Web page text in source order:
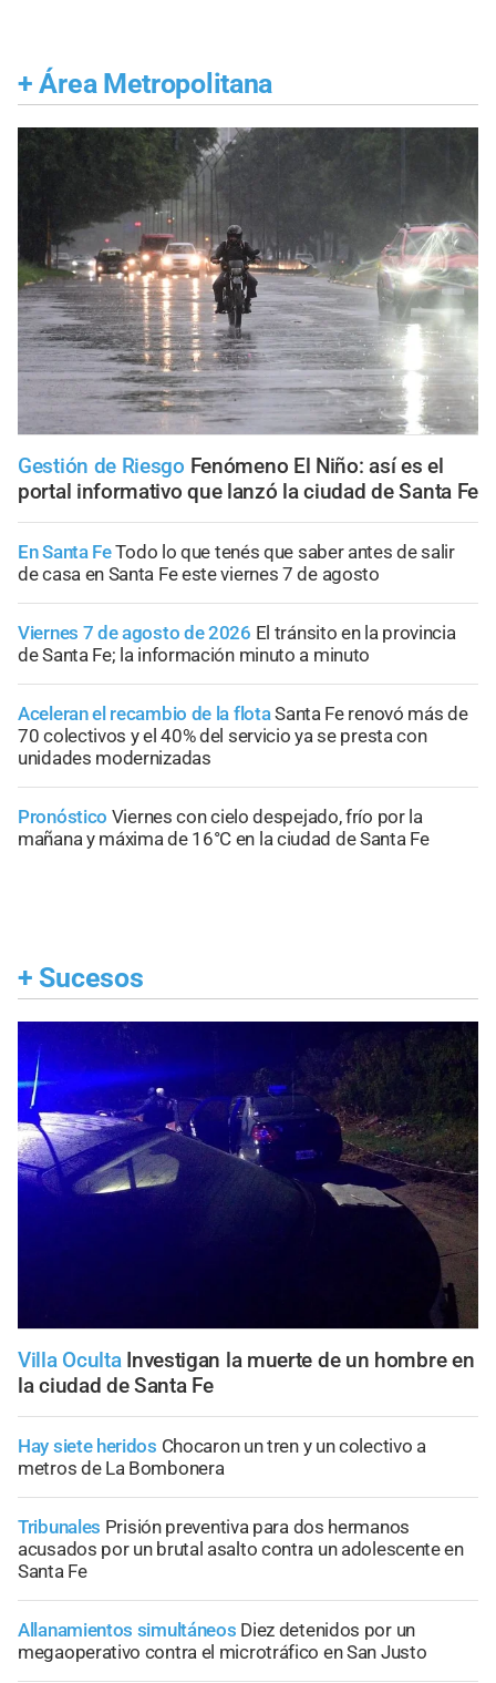
+ Área Metropolitana
Gestión de Riesgo Fenómeno El Niño: así es el
portal informativo que lanzó la ciudad de Santa Fe
En Santa FeTodo lo que tenés que saber antes de salir
de casa en Santa Fe este viernes 7 de agosto
Viernes 7 de agosto de 2026 El tránsito en la provincia
de Santa Fe; la información minuto a minuto
Aceleran el recambio de la flotaSanta Fe renovó más de
70 colectivos y el 40% del servicio ya se presta con
unidades modernizadas
Pronóstico Viernes con cielo despejado, frío por la
mañana y máxima de 16°C en la ciudad de Santa Fe
+ Sucesos
Villa Oculta Investigan la muerte de un hombre en
la ciudad de Santa Fe
Hay siete heridos Chocaron un tren y un colectivo a
metros de La Bombonera
Tribunales Prisión preventiva para dos hermanos
acusados por un brutal asalto contra un adolescente en
Santa Fe
Allanamientos simultáneos Diez detenidos por un
megaoperativo contra el microtráfico en San Justo